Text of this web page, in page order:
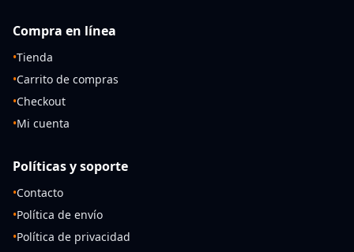
Compra en línea
•Tienda
•Carrito de compras
•Checkout
•Mi cuenta
Políticas y soporte
•Contacto
•Política de envío
•Política de privacidad